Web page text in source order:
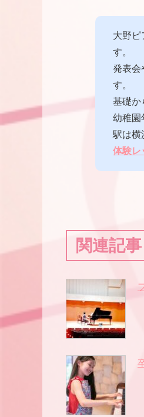
大野ピ
す。
発表会
す。
基礎か
幼稚園
駅は横
体験レ
関連記事